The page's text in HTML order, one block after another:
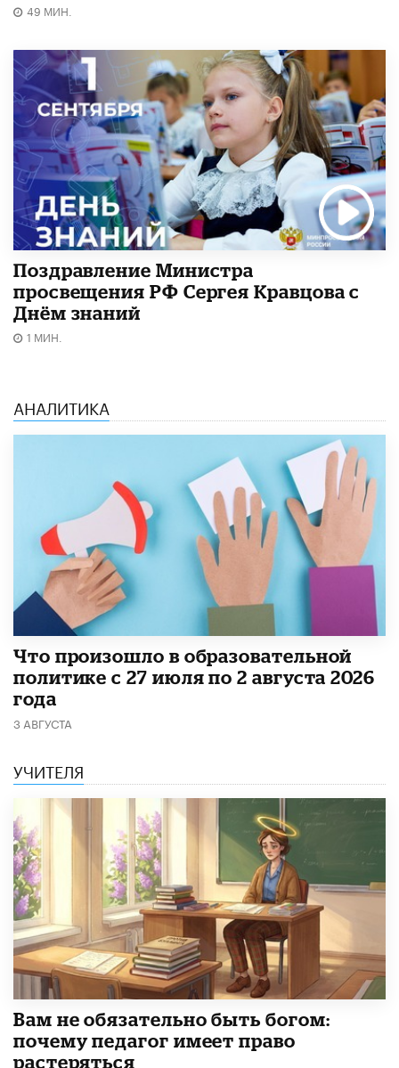
49 МИН.
Поздравление Министра
просвещения РФ Сергея Кравцова с
Днём знаний
1 МИН.
АНАЛИТИКА
​Что произошло в образовательной
политике с 27 июля по 2 августа 2026
года
3 АВГУСТА
УЧИТЕЛЯ
​Вам не обязательно быть богом:
почему педагог имеет право
растеряться